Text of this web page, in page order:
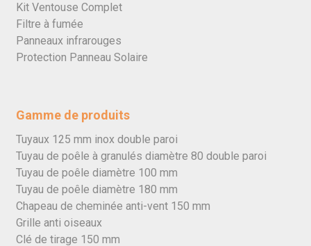
Kit Ventouse Complet
Filtre à fumée
Panneaux infrarouges
Protection Panneau Solaire
Gamme de produits
Tuyaux 125 mm inox double paroi
Tuyau de poêle à granulés diamètre 80 double paroi
Tuyau de poêle diamètre 100 mm
Tuyau de poêle diamètre 180 mm
Chapeau de cheminée anti-vent 150 mm
Grille anti oiseaux
Clé de tirage 150 mm